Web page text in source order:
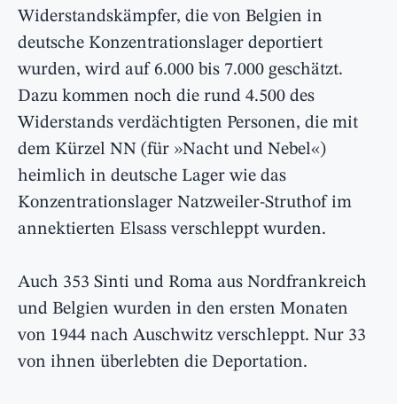
Widerstandskämpfer, die von Belgien in
deutsche Konzentrationslager deportiert
wurden, wird auf 6.000 bis 7.000 geschätzt.
Dazu kommen noch die rund 4.500 des
Widerstands verdächtigten Personen, die mit
dem Kürzel NN (für »Nacht und Nebel«)
heimlich in deutsche Lager wie das
Konzentrationslager Natzweiler-Struthof im
annektierten Elsass verschleppt wurden.
Auch 353 Sinti und Roma aus Nordfrankreich
und Belgien wurden in den ersten Monaten
von 1944 nach Auschwitz verschleppt. Nur 33
von ihnen überlebten die Deportation.